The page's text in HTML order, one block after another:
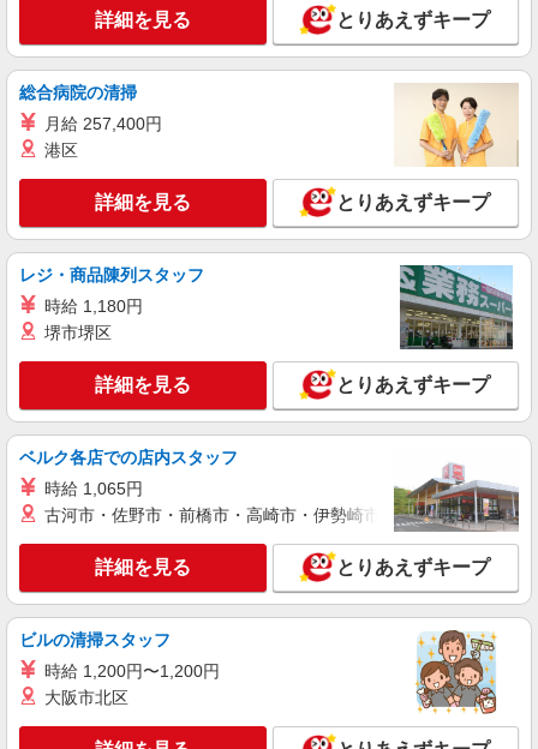
キープ 詳細を見る
株式会社kotrio /●KY-H-1955939
≪水口駅／看護助手≫子育て世代活躍中！働き
時給1550円〜2187円 ＜日払い有/週払い有/交
通費全支給(ガソリン代含む)＞
甲賀市内 最寄駅：水口
キープ 詳細を見る
派遣社員
≪貴生川駅／看護助手≫子育て世代活躍中！働
きやすい環境♪
時給1550円〜2187円 ＜日払い有/週払い有/交
通費全支給(ガソリン代含む)＞
キープ 詳細を見る
派遣社員
株式会社kotrio /●KY-H-1956311
貴生川駅｜看護師さんのサポートスタッフ募集
♪医療行為なし
時給1550円〜2187円 ＜日払い有/週払い有/交
詳細を見る とりあえずキープ
総合病院の清掃
月給 257,400円
港区
詳細を見る とりあえずキープ
レジ・商品陳列スタッフ
時給 1,180円
堺市堺区
詳細を見る とりあえずキープ
ベルク各店での店内スタッフ
時給 1,065円
古河市・佐野市・前橋市・高崎市・伊勢崎市・太田市・館林市
詳細を見る とりあえずキープ
ビルの清掃スタッフ
時給 1,200円〜1,200円
大阪市北区